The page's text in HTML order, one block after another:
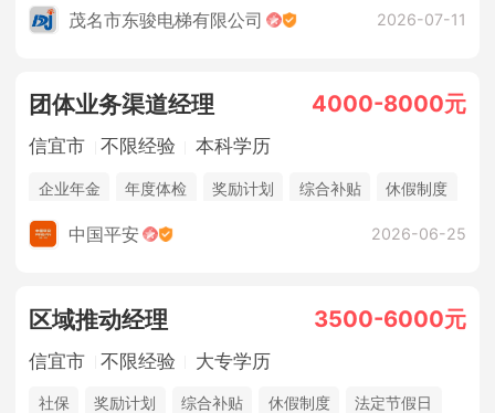
茂名市东骏电梯有限公司 2026-07-11
团体业务渠道经理 4000-8000元
信宜市 不限经验 本科学历
企业年金 年度体检 奖励计划 综合补贴
休假制度
法定节假日
中国平安 2026-06-25
区域推动经理 3500-6000元
信宜市 不限经验 大专学历
社保 奖励计划 综合补贴 休假制度
法定节假日